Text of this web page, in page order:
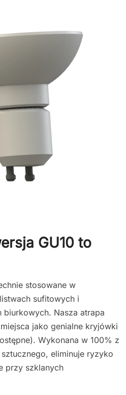
GU10 to
stosowane w
sufitowych i
biurkowych. Nasza atrapa
jako genialne kryjówki
Wykonana w 100% z
eliminuje ryzyko
przy szklanych